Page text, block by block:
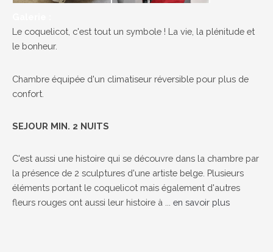
Le coquelicot, c'est tout un symbole ! La vie, la plénitude et
le bonheur.
Chambre équipée d'un climatiseur réversible pour plus de
confort.
SEJOUR MIN. 2 NUITS
C'est aussi une histoire qui se découvre dans la chambre par
la présence de 2 sculptures d'une artiste belge. Plusieurs
éléments portant le coquelicot mais également d'autres
fleurs rouges ont aussi leur histoire à ... en savoir plus